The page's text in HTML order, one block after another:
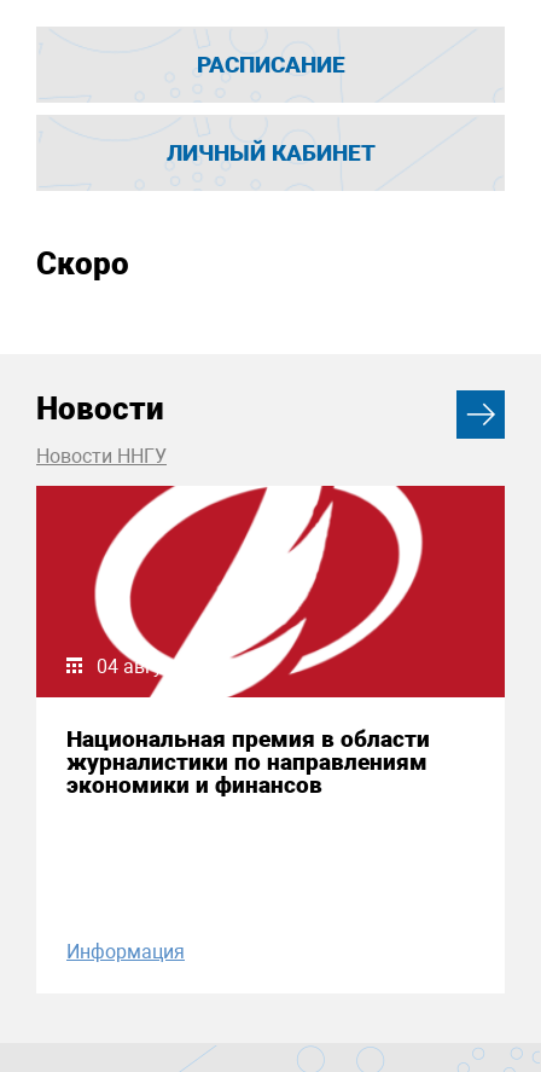
РАСПИСАНИЕ
ЛИЧНЫЙ КАБИНЕТ
Скоро
Новости
Новости ННГУ
04 августа 2026
Национальная премия в области
журналистики по направлениям
экономики и финансов
Информация